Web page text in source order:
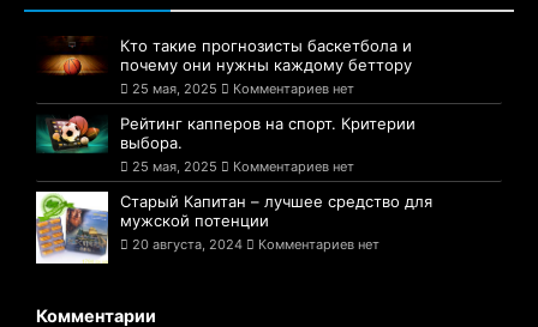
Кто такие прогнозисты баскетбола и
почему они нужны каждому беттору
25 мая, 2025 Комментариев нет
Рейтинг капперов на спорт. Критерии
выбора.
25 мая, 2025 Комментариев нет
Старый Капитан – лучшее средство для
мужской потенции
20 августа, 2024 Комментариев нет
Комментарии